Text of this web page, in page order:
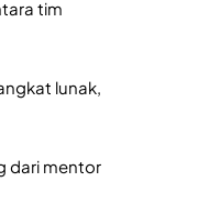
tim
lunak,
dari mentor